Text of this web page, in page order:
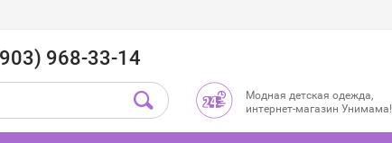
968-33-14
Модная детская одежда,
интернет-магазин Унимама!